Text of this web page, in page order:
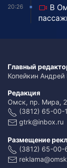
20:26
В
Главный
Копейкин Андрей
Редакция
Омск, пр. Мира, 2
(3812) 65-00-
gtrk@inbox.ru
Размещение
(3812) 65-00-